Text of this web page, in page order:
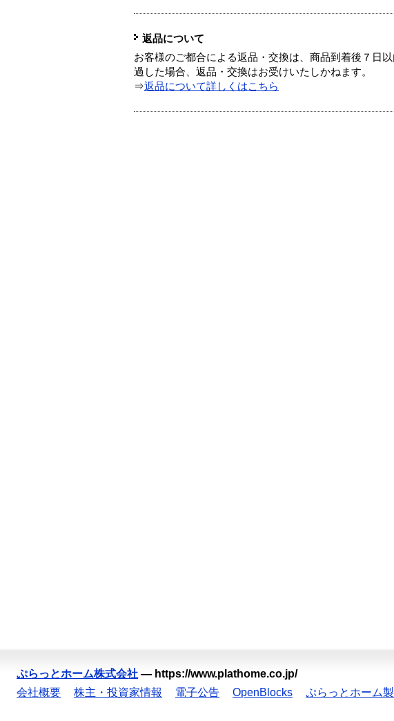
返品について
お客様のご都合による返品・交換は、商品到着後７日
過した場合、返品・交換はお受けいたしかねます。
⇒返品について詳しくはこちら
ぷらっとホーム株式会社 — https://www.plathome.co.jp/
会社概要
株主・投資家情報 電子公告 OpenBlocks ぷらっとホーム